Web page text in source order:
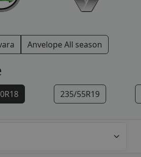
Anvelope All season
235/55R19